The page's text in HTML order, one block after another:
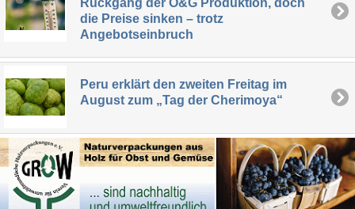
die Preise sinken – trotz
Angebotseinbruch
Peru erklärt den zweiten Freitag im
August zum „Tag der Cherimoya“